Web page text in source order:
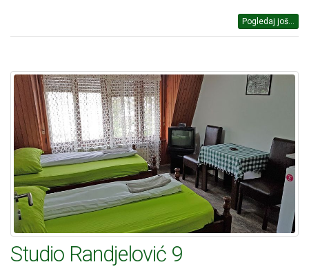
Pogledaj još...
Studio Randjelović 9